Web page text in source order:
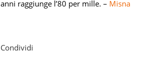
anni raggiunge l’80 per mille. – Misna
Condividi